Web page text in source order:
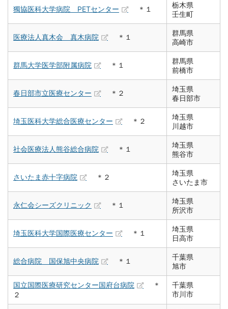
獨協医科大学病院 PETセンター ＊１
栃木県
壬生町
医療法人真木会 真木病院 ＊１
群馬県
高崎市
群馬大学医学部附属病院 ＊１
群馬県
前橋市
春日部市立医療センター ＊２
埼玉県
春日部市
埼玉医科大学総合医療センター ＊２
埼玉県
川越市
社会医療法人熊谷総合病院 ＊１
埼玉県
熊谷市
さいたま赤十字病院 ＊２
埼玉県
さいたま市
永仁会シーズクリニック ＊１
埼玉県
所沢市
埼玉医科大学国際医療センター ＊１
埼玉県
日高市
総合病院 国保旭中央病院 ＊１
千葉県
旭市
国立国際医療研究センター国府台病院
＊
２
千葉県
市川市